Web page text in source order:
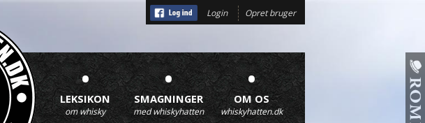
Login Opret bruger
•
LEKSIKON
om whisky
•
SMAGNINGER
med whiskyhatten
•
OM OS
whiskyhatten.dk